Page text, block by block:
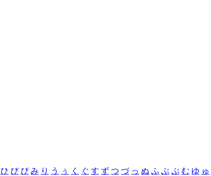
ひ び ぴ み り う ぅ く ぐ す ず つ づ っ ぬ ふ ぶ ぷ む ゆ ゅ